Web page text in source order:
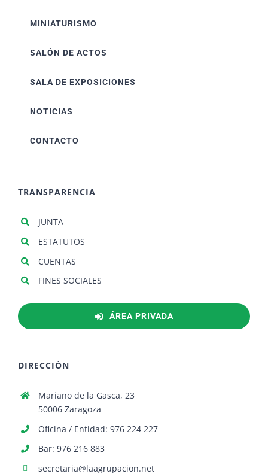
MINIATURISMO
SALÓN DE ACTOS
SALA DE EXPOSICIONES
NOTICIAS
CONTACTO
TRANSPARENCIA
JUNTA
ESTATUTOS
CUENTAS
FINES SOCIALES
ÁREA PRIVADA
DIRECCIÓN
Mariano de la Gasca, 23
50006 Zaragoza
Oficina / Entidad: 976 224 227
Bar: 976 216 883
secretaria@laagrupacion.net